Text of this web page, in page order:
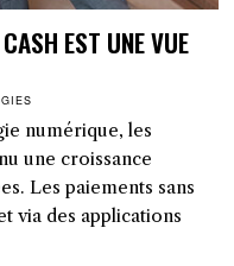
EST UNE VUE
numérique, les
une croissance
Les paiements sans
via des applications